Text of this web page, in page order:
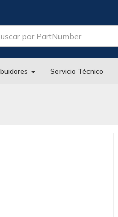
Servicio Técnico